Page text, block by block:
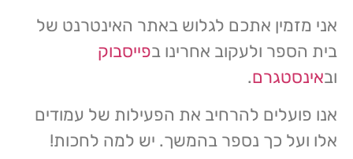
אני מזמין אתכם לגלוש באתר האינטרנט של
בית הספר ולעקוב אחרינו בפייסבוק
אינסטגרם.
אנו פועלים להרחיב את הפעילות של עמודים
אלו ועל כך נספר בהמשך. יש למה לחכות!